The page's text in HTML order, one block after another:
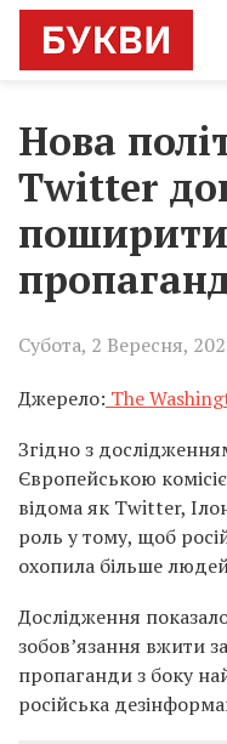
Нова
Twitter
поширити
Субота, 2 Вересня,
Джерело: The
Згідно з
Європейською
відома як Twitter,
роль у тому, щоб
охопила більше
Дослідження
зобов’язання вжити
пропаганди з боку
російська